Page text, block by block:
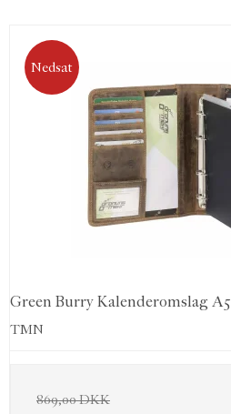
Nedsat
Green Burry Kalenderomslag A5
TMN
869,00 DKK